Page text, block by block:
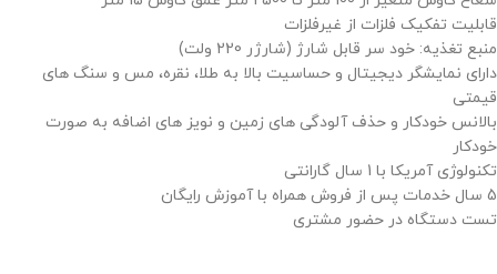
قابلیت تفکیک فلزات از غیرفلزات
منبع تغذیه: خود سر قابل شارژ (شارژر 220 ولت)
دارای نمایشگر دیجیتال و حساسیت بالا به طلا، نقره، مس و سنگ های
قیمتی
بالانس خودکار و حذف آلودگی های زمین و نویز های اضافه به صورت
خودکار
تکنولوژی آمریکا با 1 سال گارانتی
5 سال خدمات پس از فروش همراه با آموزش رایگان
تست دستگاه در حضور مشتری